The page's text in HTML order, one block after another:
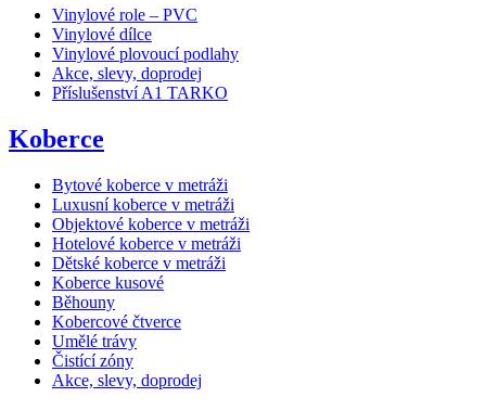
Vinylové role – PVC
Vinylové dílce
Vinylové plovoucí podlahy
Akce, slevy, doprodej
Příslušenství A1 TARKO
Koberce
Bytové koberce v metráži
Luxusní koberce v metráži
Objektové koberce v metráži
Hotelové koberce v metráži
Dětské koberce v metráži
Koberce kusové
Běhouny
Kobercové čtverce
Umělé trávy
Čistící zóny
Akce, slevy, doprodej